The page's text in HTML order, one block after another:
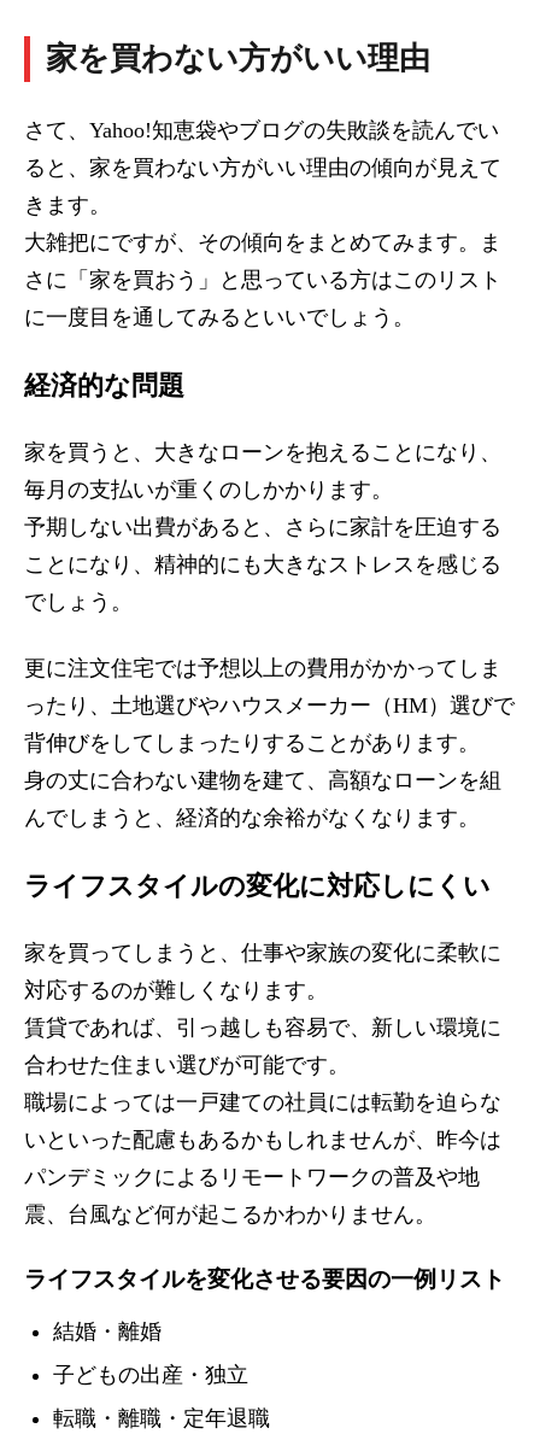
家を買わない方がいい理由
さて、Yahoo!知恵袋やブログの失敗談を読んでい
ると、家を買わない方がいい理由の傾向が見えて
きます。
大雑把にですが、その傾向をまとめてみます。ま
さに「家を買おう」と思っている方はこのリスト
に一度目を通してみるといいでしょう。
経済的な問題
家を買うと、大きなローンを抱えることになり、
毎月の支払いが重くのしかかります。
予期しない出費があると、さらに家計を圧迫する
ことになり、精神的にも大きなストレスを感じる
でしょう。
更に注文住宅では予想以上の費用がかかってしま
ったり、土地選びやハウスメーカー（HM）選びで
背伸びをしてしまったりすることがあります。
身の丈に合わない建物を建て、高額なローンを組
んでしまうと、経済的な余裕がなくなります。
ライフスタイルの変化に対応しにくい
家を買ってしまうと、仕事や家族の変化に柔軟に
対応するのが難しくなります。
賃貸であれば、引っ越しも容易で、新しい環境に
合わせた住まい選びが可能です。
職場によっては一戸建ての社員には転勤を迫らな
いといった配慮もあるかもしれませんが、昨今は
パンデミックによるリモートワークの普及や地
震、台風など何が起こるかわかりません。
ライフスタイルを変化させる要因の一例リスト
結婚・離婚
子どもの出産・独立
転職・離職・定年退職